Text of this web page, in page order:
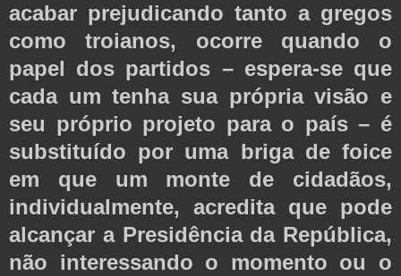
acabar prejudicando tanto a gregos
como troianos, ocorre quando o
papel dos partidos – espera-se que
cada um tenha sua própria visão e
seu próprio projeto para o país – é
substituído por uma briga de foice
em que um monte de cidadãos,
individualmente, acredita que pode
alcançar a Presidência da República,
não interessando o momento ou o